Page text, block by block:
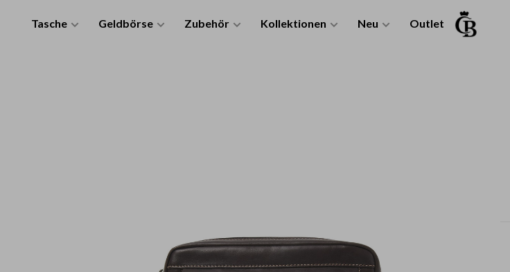
Tasche Geldbörse Zubehör Kollektionen Neu Outlet